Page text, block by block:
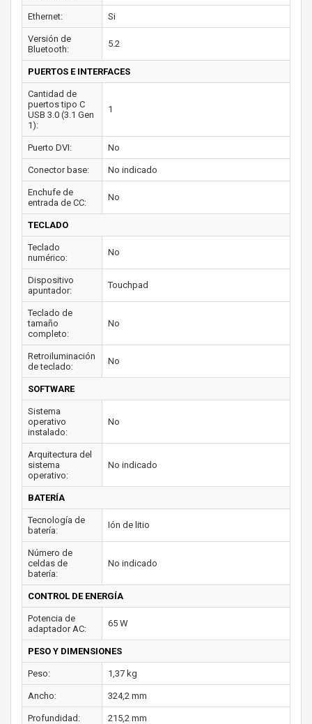
Ethernet: Si
Versión de
Bluetooth:
5.2
PUERTOS E INTERFACES
Cantidad de
puertos tipo C
USB 3.0 (3.1 Gen
1):
1
Puerto DVI: No
Conector base: No indicado
Enchufe de
entrada de CC:
No
TECLADO
Teclado
numérico:
No
Dispositivo
apuntador:
Touchpad
Teclado de
tamaño
completo:
No
Retroiluminación
de teclado:
No
SOFTWARE
Sistema
operativo
instalado:
No
Arquitectura del
sistema
operativo:
No indicado
BATERÍA
Tecnología de
batería:
Ión de litio
Número de
celdas de
batería:
No indicado
CONTROL DE ENERGÍA
Potencia de
adaptador AC:
65 W
PESO Y DIMENSIONES
Peso: 1,37 kg
Ancho: 324,2 mm
Profundidad: 215,2 mm